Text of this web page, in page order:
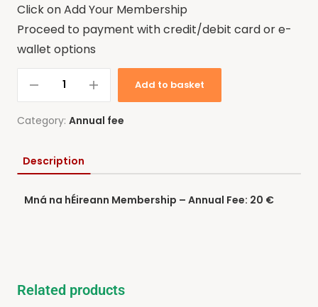
Click on Add Your Membership
Proceed to payment with credit/debit card or e-
wallet options
Add to basket
Category: Annual fee
Description
Mná na hÉireann Membership – Annual Fee: 20 €
Related products